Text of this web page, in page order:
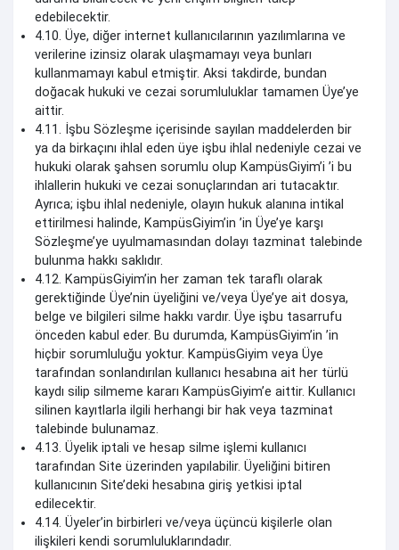
edebilecektir.
4.10. Üye, diğer internet kullanıcılarının yazılımlarına ve
verilerine izinsiz olarak ulaşmamayı veya bunları
kullanmamayı kabul etmiştir. Aksi takdirde, bundan
doğacak hukuki ve cezai sorumluluklar tamamen Üye’ye
aittir.
4.11. İşbu Sözleşme içerisinde sayılan maddelerden bir
ya da birkaçını ihlal eden üye işbu ihlal nedeniyle cezai ve
hukuki olarak şahsen sorumlu olup KampüsGiyim’i ’i bu
ihlallerin hukuki ve cezai sonuçlarından ari tutacaktır.
Ayrıca; işbu ihlal nedeniyle, olayın hukuk alanına intikal
ettirilmesi halinde, KampüsGiyim’in ’in Üye’ye karşı
Sözleşme’ye uyulmamasından dolayı tazminat talebinde
bulunma hakkı saklıdır.
4.12. KampüsGiyim’in her zaman tek taraflı olarak
gerektiğinde Üye’nin üyeliğini ve/veya Üye’ye ait dosya,
belge ve bilgileri silme hakkı vardır. Üye işbu tasarrufu
önceden kabul eder. Bu durumda, KampüsGiyim’in ’in
hiçbir sorumluluğu yoktur. KampüsGiyim veya Üye
tarafından sonlandırılan kullanıcı hesabına ait her türlü
kaydı silip silmeme kararı KampüsGiyim’e aittir. Kullanıcı
silinen kayıtlarla ilgili herhangi bir hak veya tazminat
talebinde bulunamaz.
4.13. Üyelik iptali ve hesap silme işlemi kullanıcı
tarafından Site üzerinden yapılabilir. Üyeliğini bitiren
kullanıcının Site’deki hesabına giriş yetkisi iptal
edilecektir.
4.14. Üyeler’in birbirleri ve/veya üçüncü kişilerle olan
ilişkileri kendi sorumluluklarındadır.